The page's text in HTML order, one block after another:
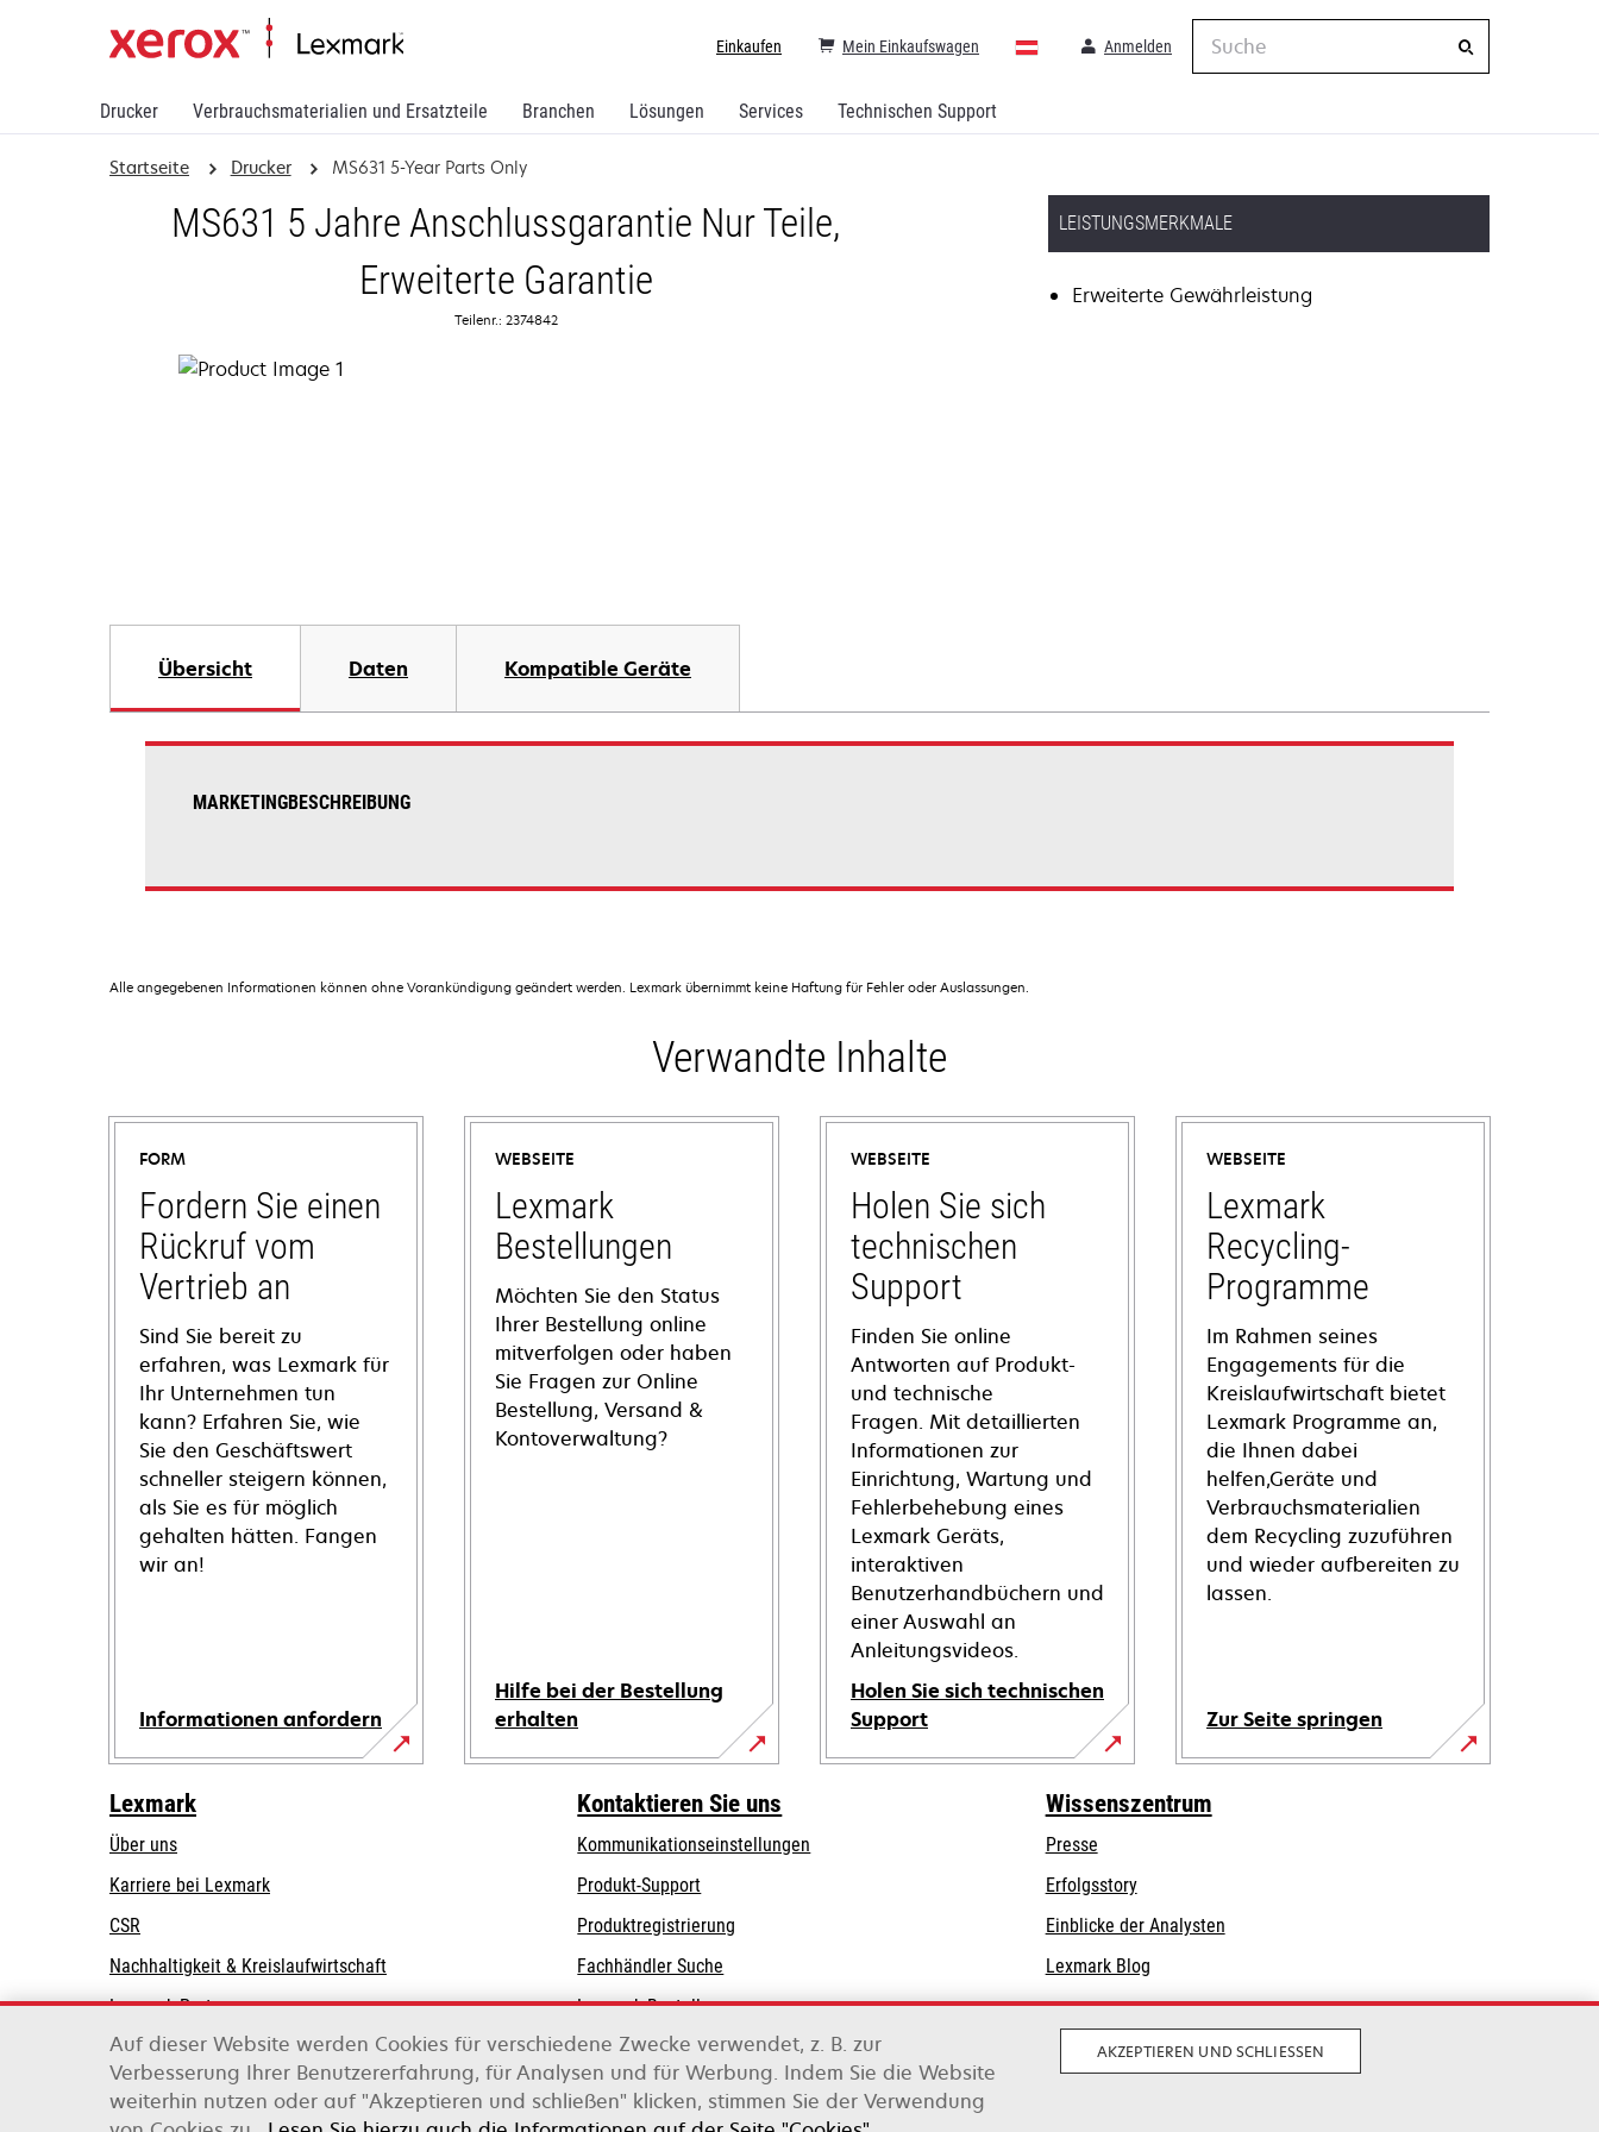
Drucker Verbrauchsmaterialien und Ersatzteile Branchen Lösungen Services Technischen Support
Einkaufen Anmelden
Mein Einkaufswagen
Suche
Startseite Drucker MS631 5-Year Parts Only
MS631 5 Jahre Anschlussgarantie Nur Teile,
Erweiterte Garantie
Teilenr.: 2374842
LEISTUNGSMERKMALE
Erweiterte Gewährleistung
Übersicht Daten Kompatible Geräte
MARKETINGBESCHREIBUNG
Alle angegebenen Informationen können ohne Vorankündigung geändert werden. Lexmark übernimmt keine Haftung für Fehler oder Auslassungen.
Verwandte Inhalte
FORM
Fordern Sie einen
Rückruf vom
Vertrieb an
Sind Sie bereit zu
erfahren, was Lexmark für
Ihr Unternehmen tun
kann? Erfahren Sie, wie
Sie den Geschäftswert
schneller steigern können,
als Sie es für möglich
gehalten hätten. Fangen
wir an!
Informationen anfordern
WEBSEITE
Lexmark
Bestellungen
Möchten Sie den Status
Ihrer Bestellung online
mitverfolgen oder haben
Sie Fragen zur Online
Bestellung, Versand &
Kontoverwaltung?
Hilfe bei der Bestellung
erhalten
WEBSEITE
Holen Sie sich
technischen
Support
Finden Sie online
Antworten auf Produkt-
und technische
Fragen. Mit detaillierten
Informationen zur
Einrichtung, Wartung und
Fehlerbehebung eines
Lexmark Geräts,
interaktiven
Benutzerhandbüchern und
einer Auswahl an
Anleitungsvideos.
Holen Sie sich technischen
Support
wird
WEBSEITE
Lexmark
Recycling-
Programme
Im Rahmen seines
Engagements für die
Kreislaufwirtschaft bietet
Lexmark Programme an,
die Ihnen dabei
helfen,Geräte und
Verbrauchsmaterialien
dem Recycling zuzuführen
und wieder aufbereiten zu
lassen.
Zur Seite springen
Lexmark
Über uns
Karriere bei Lexmark
CSR
Nachhaltigkeit & Kreislaufwirtschaft
Lexmark-Partner
Kontaktieren Sie uns
Kommunikationseinstellungen
wird
in
einer
neuen
Registerkarte
Produkt-Supportwird
einer
neuen
Registerkarte
Produktregistrierung
Fachhändler Suche
Lexmark Bestellungen
Lexmark Distributoren
Wissenszentrum
Presse
Erfolgsstory
Einblicke der Analysten
Lexmark Blog
Lexmark International, Inc., ein Unternehmen von Xerox
Auf dieser Website werden Cookies für verschiedene Zwecke verwendet, z. B. zur
Verbesserung Ihrer Benutzererfahrung, für Analysen und für Werbung. Indem Sie die Website
weiterhin nutzen oder auf "Akzeptieren und schließen" klicken, stimmen Sie der Verwendung
AKZEPTIEREN UND SCHLIESSEN